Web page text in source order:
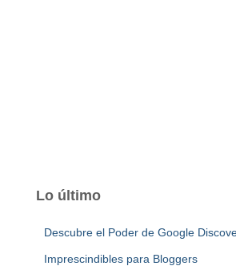
Lo último
Descubre el Poder de Google
Imprescindibles para Bloggers